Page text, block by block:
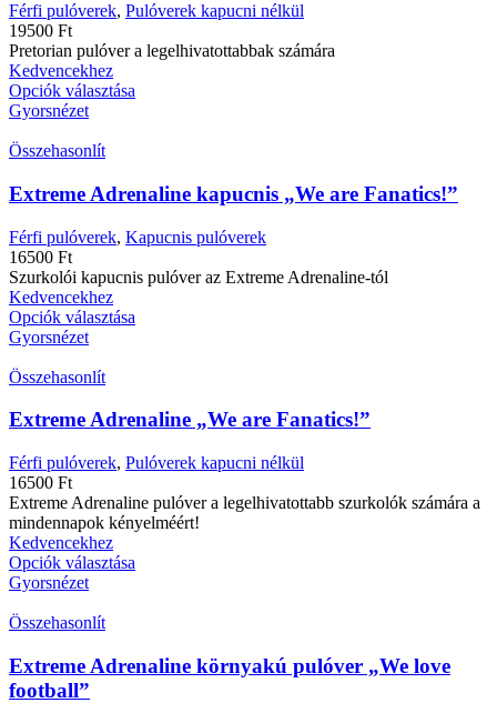
Férfi pulóverek, Pulóverek kapucni nélkül
19500 Ft
Pretorian pulóver a legelhivatottabbak számára
Kedvencekhez
Opciók választása
Gyorsnézet
Összehasonlít
Extreme Adrenaline kapucnis „We are Fanatics!”
Férfi pulóverek, Kapucnis pulóverek
16500 Ft
Szurkolói kapucnis pulóver az Extreme Adrenaline-tól
Kedvencekhez
Opciók választása
Gyorsnézet
Összehasonlít
Extreme Adrenaline „We are Fanatics!”
Férfi pulóverek, Pulóverek kapucni nélkül
16500 Ft
Extreme Adrenaline pulóver a legelhivatottabb szurkolók számára a
mindennapok kényelméért!
Kedvencekhez
Opciók választása
Gyorsnézet
Összehasonlít
Extreme Adrenaline környakú pulóver „We love
football”